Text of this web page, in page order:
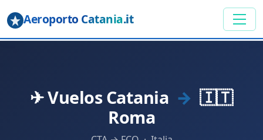
Aeroporto Catania.it
✈ Vuelos Catania → 🇮🇹
Roma